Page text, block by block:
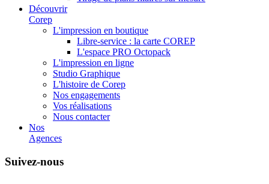
Découvrir
Corep
L'impression en boutique
Libre-service : la carte COREP
L'espace PRO Octopack
L'impression en ligne
Studio Graphique
L'histoire de Corep
Nos engagements
Vos réalisations
Nous contacter
Nos
Agences
Suivez-nous